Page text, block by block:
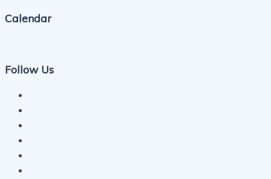
Calendar
Follow Us